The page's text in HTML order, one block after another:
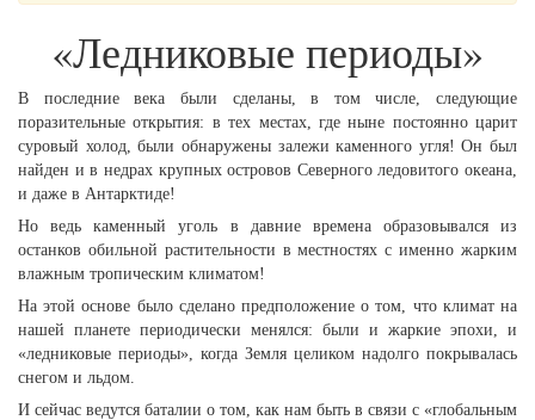
«Ледниковые периоды»
В последние века были сделаны, в том числе, следующие
поразительные открытия: в тех местах, где ныне постоянно царит
суровый холод, были обнаружены залежи каменного угля! Он был
найден и в недрах крупных островов Северного ледовитого океана,
и даже в Антарктиде!
Но ведь каменный уголь в давние времена образовывался из
останков обильной растительности в местностях с именно жарким
влажным тропическим климатом!
На этой основе было сделано предположение о том, что климат на
нашей планете периодически менялся: были и жаркие эпохи, и
«ледниковые периоды», когда Земля целиком надолго покрывалась
снегом и льдом.
И сейчас ведутся баталии о том, как нам быть в связи с «глобальным